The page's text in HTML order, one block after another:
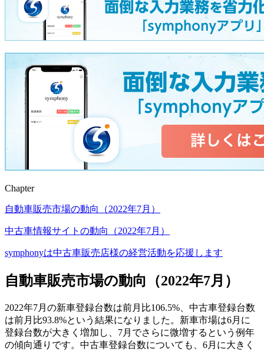
Chapter
自動車販売市場の動向（2022年7月）
中古車情報サイトの動向（2022年7月）
symphonyは中古車販売店様の経営活動を応援します
自動車販売市場の動向（2022年7月）
2022年7月の新車登録台数は前月比106.5%、中古車登録台数
は前月比93.8%という結果になりました。新車市場は6月に
登録台数が大きく増加し、7月でさらに微増するという例年
の傾向通りです。中古車登録台数についても、6月に大きく